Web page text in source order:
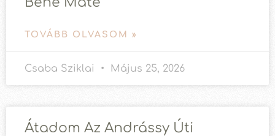
TOVÁBB OLVASOM »
Csaba Sziklai Május 25, 2026
Átadom Az Andrássy Úti